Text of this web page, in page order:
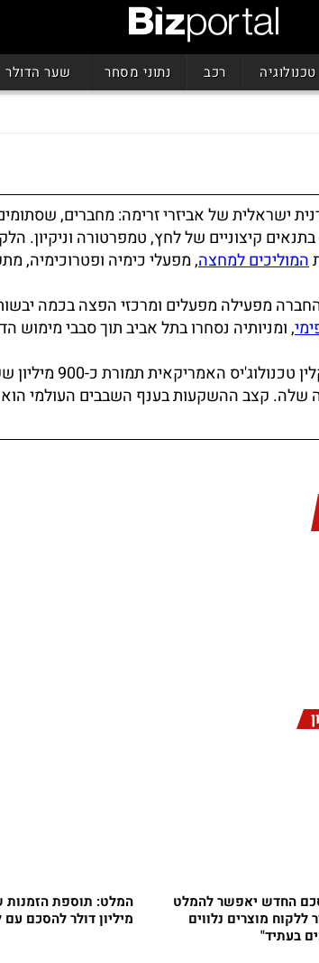
טכנולוגיה רכב נתוני מסחר שער הדולר
ישראלית של אביזרי זרימה: מחברים,
בתנאים קיצוניים של לחץ, טמפרטורה וניקיון.
המוליכים למחצה, מפעלי כימיה ופטרוכימיה,
מפעילה מפעלים ומרכזי הפצה בכמה
, ומניותיה נסחרו בתל אביב תוך סבבי מימוש
בעסקה שסגרה את הפרק הבורסאי שלה נרכשה החברה בידי
שלה. קצב ההשקעות בענף השבבים העולמי
החדש יאפשר להמלט
ללקוח מוצרים נלווים
בעתיד"
מיליון דולר להסכם עם